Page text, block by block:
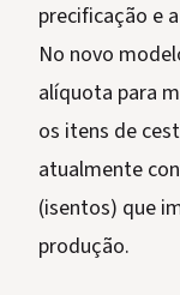
precificação e
No novo
alíquota para
os itens de
atualmente
(isentos) que
produção.